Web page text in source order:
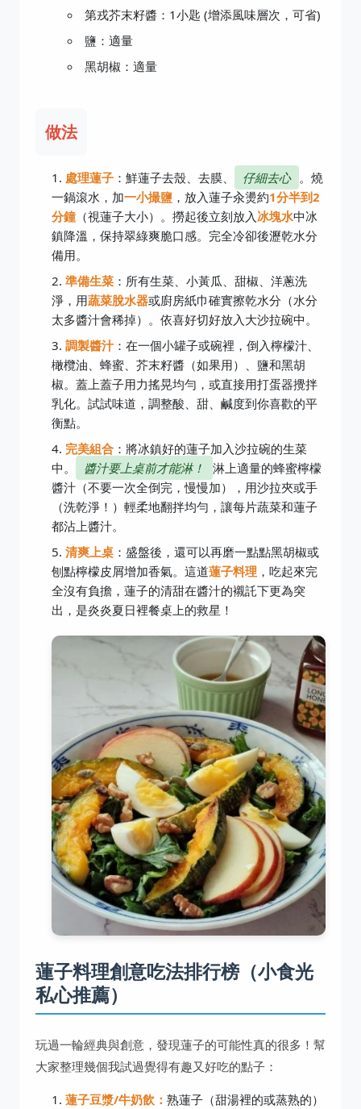
第戎芥末籽醬：1小匙 (增添風味層次，可省)
鹽：適量
黑胡椒：適量
做法
處理蓮子 ：鮮蓮子去殼、去膜、 仔細去心 。燒
一鍋滾水，加一小撮鹽 ，放入蓮子汆燙約1分半到2
分鐘（視蓮子大小）。撈起後立刻放入 冰塊水中冰
鎮降溫，保持翠綠爽脆口感。完全冷卻後瀝乾水分
備用。
準備生菜 ：所有生菜、小黃瓜、甜椒、洋蔥洗
淨，用蔬菜脫水器或廚房紙巾確實擦乾水分（水分
太多醬汁會稀掉）。依喜好切好放入大沙拉碗中。
調製醬汁：在一個小罐子或碗裡，倒入檸檬汁、
橄欖油、蜂蜜、芥末籽醬（如果用）、鹽和黑胡
椒。蓋上蓋子用力搖晃均勻，或直接用打蛋器攪拌
乳化。試試味道，調整酸、甜、鹹度到你喜歡的平
衡點。
完美組合 ：將冰鎮好的蓮子加入沙拉碗的生菜
中。
醬汁要上桌前才能淋！
淋上適量的蜂蜜檸檬
醬汁（不要一次全倒完，慢慢加），用沙拉夾或手
（洗乾淨！）輕柔地翻拌均勻，讓每片蔬菜和蓮子
都沾上醬汁。
清爽上桌 ：盛盤後，還可以再磨一點點黑胡椒或
刨點檸檬皮屑增加香氣。這道蓮子料理 ，吃起來完
全沒有負擔，蓮子的清甜在醬汁的襯託下更為突
出，是炎炎夏日裡餐桌上的救星！
蓮子料理創意吃法排行榜（小食光
私心推薦）
玩過一輪經典與創意，發現蓮子的可能性真的很多！幫
大家整理幾個我試過覺得有趣又好吃的點子：
蓮子豆漿/牛奶飲： 熟蓮子（甜湯裡的或蒸熟的）